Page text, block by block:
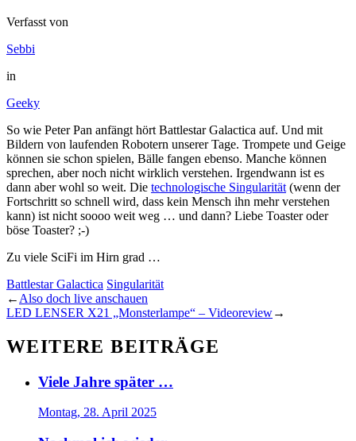
Verfasst von
Sebbi
in
Geeky
So wie Peter Pan anfängt hört Battlestar Galactica auf. Und mit
Bildern von laufenden Robotern unserer Tage. Trompete und Geige
können sie schon spielen, Bälle fangen ebenso. Manche können
sprechen, aber noch nicht wirklich verstehen. Irgendwann ist es
dann aber wohl so weit. Die technologische Singularität (wenn der
Fortschritt so schnell wird, dass kein Mensch ihn mehr verstehen
kann) ist nicht soooo weit weg … und dann? Liebe Toaster oder
böse Toaster? ;-)
Zu viele SciFi im Hirn grad …
Battlestar Galactica Singularität
← Also doch live anschauen
LED LENSER X21 „Monsterlampe“ – Videoreview→
WEITERE BEITRÄGE
Viele Jahre später …
Montag, 28. April 2025